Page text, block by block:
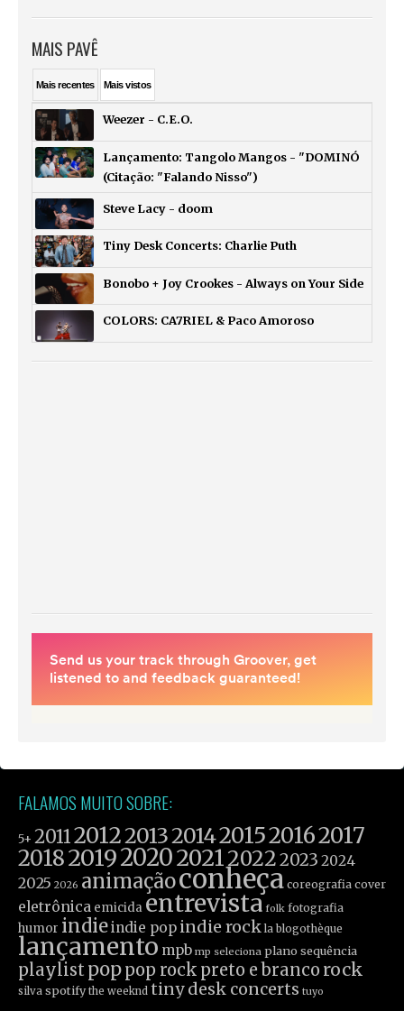
MAIS PAVÊ
Maisrecentes Maisvistos
Weezer - C.E.O.
Lançamento: Tangolo Mangos - "DOMINÓ
(Citação: "Falando Nisso")
Steve Lacy - doom
Tiny Desk Concerts: Charlie Puth
Bonobo + Joy Crookes - Always on Your Side
COLORS: CA7RIEL & Paco Amoroso
FALAMOS MUITO SOBRE:
5+ 2011201220132014201520162017
201820192020202120222023 2024
2025 2026 animaçãoconheça coreografia cover
eletrônica emicida entrevista folk fotografia
humor indieindie pop indie rock la blogothèque
lançamento mpb mp seleciona plano sequência
playlist poppop rock preto e branco rock
silva spotify the weeknd tiny desk concerts tuyo